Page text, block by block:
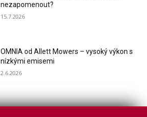
nezapomenout?
15.7.2026
OMNIA od Allett Mowers – vysoký výkon s
nízkými emisemi
2.6.2026